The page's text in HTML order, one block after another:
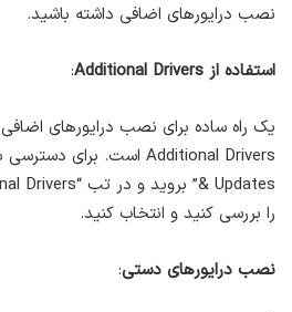
نصب درایورهای اضافی داشته باشید.
استفاده از Additional Drivers :
یک راه ساده برای نصب درایورهای اضافی
را بررسی کنید و انتخاب کنید.
نصب درایورهای دستی: